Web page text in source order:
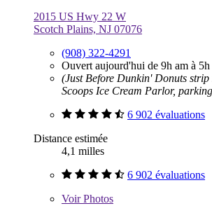
2015 US Hwy 22 W
Scotch Plains, NJ 07076
(908) 322-4291
Ouvert aujourd'hui de 9h am à
(Just Before Dunkin' Donuts
Scoops Ice Cream Parlor,
6 902 évaluations
Distance estimée
4,1 milles
6 902 évaluations
VoirPhotos